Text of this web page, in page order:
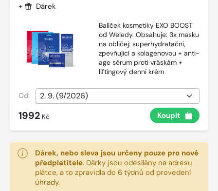
+ Dárek
Balíček kosmetiky EXO BOOST
od Weledy. Obsahuje: 3x masku
na obličej: superhydratační,
zpevňující a kolagenovou + anti-
age sérum proti vráskám +
liftingový denní krém
Od:
1992 Kč Koupit
Dárek, nebo sleva jsou určeny pouze pro nové
předplatitele. Dárky jsou odesílány na adresu
plátce, a to zpravidla do 6 týdnů od provedení
úhrady.